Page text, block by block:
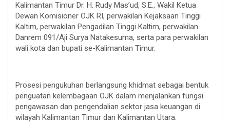
Kalimantan Timur Dr. H. Rudy Mas’ud, S.E., Wakil Ketua
Dewan Komisioner OJK RI, perwakilan Kejaksaan Tinggi
Kaltim, perwakilan Pengadilan Tinggi Kaltim, perwakilan
Danrem 091/Aji Surya Natakesuma, serta para perwakilan
wali kota dan bupati se-Kalimantan Timur.
Prosesi pengukuhan berlangsung khidmat sebagai bentuk
penguatan kelembagaan OJK dalam menjalankan fungsi
pengawasan dan pengendalian sektor jasa keuangan di
wilayah Kalimantan Timur dan Kalimantan Utara.